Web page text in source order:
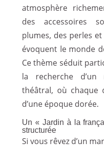
atmosphère
des accessoires
plumes, des perles
évoquent le monde
Ce thème séduit
la recherche d’un
théâtral, où chaque
d’une époque dorée.
Un « Jardin à la
structurée
Si vous rêvez d’un